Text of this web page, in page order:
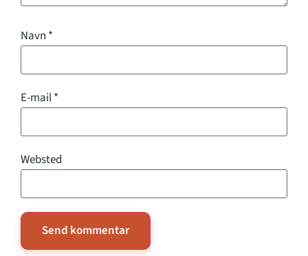
Navn *
E-mail*
Websted